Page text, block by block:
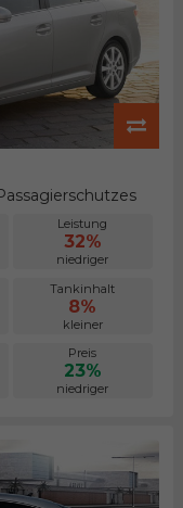
Leistung
32%
niedriger
Tankinhalt
8%
kleiner
Preis
23%
niedriger